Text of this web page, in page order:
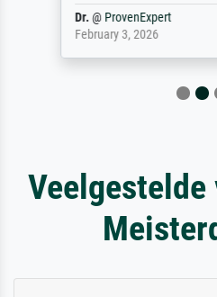
Dr.@ ProvenExpert
February 3, 2026
Veelgestelde